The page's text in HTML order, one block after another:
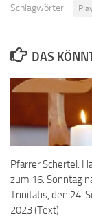
Schlagwörter:
DAS
Pfarrer Schertel:
zum 16. Sonntag
Trinitatis, den 24.
2023 (Text)